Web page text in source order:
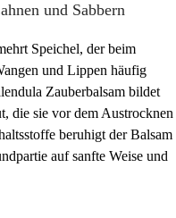
und Sabbern
Speichel, der beim
und Lippen häufig
Zauberbalsam bildet
die sie vor dem Austrocknen
beruhigt der Balsam
auf sanfte Weise und